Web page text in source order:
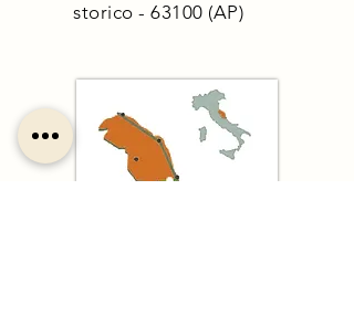
storico - 63100 (AP)